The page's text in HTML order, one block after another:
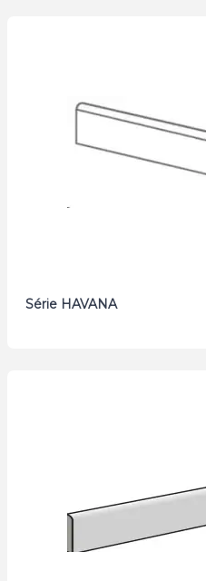
Série HAVANA